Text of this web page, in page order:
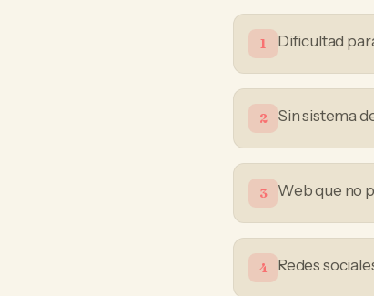
1 Dificultad
2 Sin sistema
3 Web que no
4 Redes